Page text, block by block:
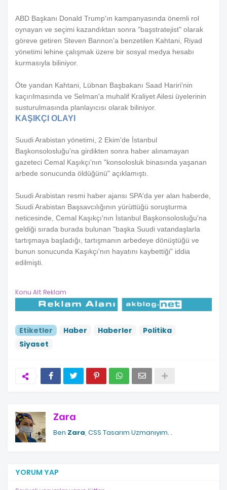
ABD Başkanı Donald Trump'ın kampanyasında önemli rol
oynayan ve seçimi kazandıktan sonra "başstratejist" olarak
göreve getiren Steven Bannon'a benzetilen Kahtani, Riyad
yönetimi lehine çalışmak üzere bir sosyal medya hesabı
kurmasıyla biliniyor.
Öte yandan Kahtani, Lübnan Başbakanı Saad Hariri'nin
kaçırılmasında ve Selman'a muhalif Kraliyet Ailesi üyelerinin
susturulmasında planlayıcısı olarak biliniyor.
KAŞIKÇI OLAYI
Suudi Arabistan yönetimi, 2 Ekim'de İstanbul
Başkonsolosluğu'na girdikten sonra haber alınamayan
gazeteci Cemal Kaşıkçı'nın "konsolosluk binasında yaşanan
arbede sonucunda öldüğünü" açıklamıştı.
Suudi Arabistan resmi haber ajansı SPA'da yer alan haberde,
Suudi Arabistan Başsavcılığının yürüttüğü soruşturma
neticesinde, Cemal Kaşıkçı'nın İstanbul Başkonsolosluğu'na
geldiği sırada burada bulunan "başka Suudi vatandaşlarla
tartışmaya başladığı, tartışmanın arbedeye dönüştüğü ve
bunun sonucunda Kaşıkçı'nın hayatını kaybettiği" iddia
edilmişti.
Konu Alt Reklam
Etiketler Haber Haberler
Politika
Siyaset
Zara
Ben Zara, CSS Tasarım Uzmanıyım. .
YORUM YAP